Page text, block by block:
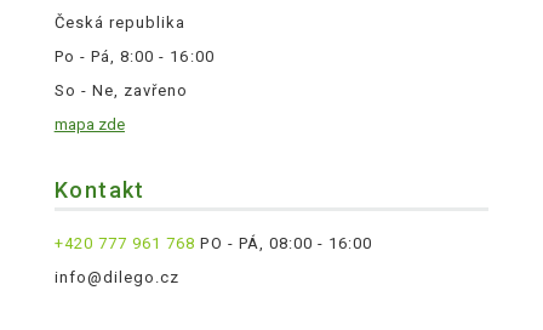
Česká republika
Po - Pá, 8:00 - 16:00
So - Ne, zavřeno
mapa zde
Kontakt
+420 777 961 768 PO - PÁ, 08:00 - 16:00
info@dilego.cz